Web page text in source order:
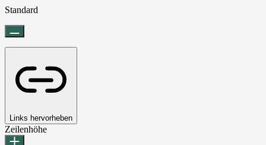
Standard
Links hervorheben
Zeilenhöhe